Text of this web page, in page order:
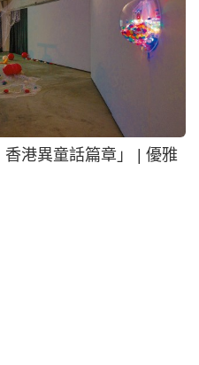
港異童話篇章」 | 優雅